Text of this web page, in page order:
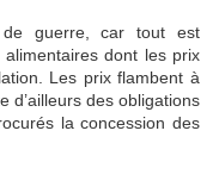
de guerre, car tout est
dont les prix
Les prix flambent à
d’ailleurs des obligations
la concession des